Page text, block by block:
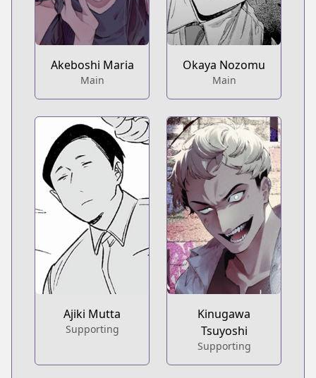
Akeboshi Maria
Main
Okaya Nozomu
Main
Ajiki Mutta
Supporting
Kinugawa
Tsuyoshi
Supporting